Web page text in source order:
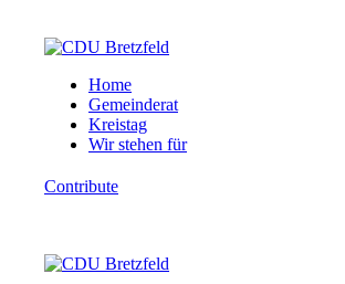
Home
Gemeinderat
Kreistag
Wir stehen für
Contribute